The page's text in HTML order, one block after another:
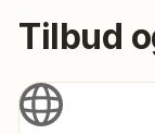
Tilbud